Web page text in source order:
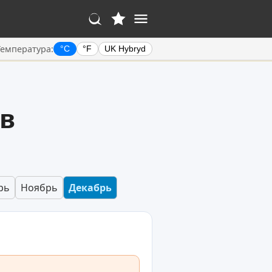
°C °F UK Hybryd
Ноябрь Декабрь